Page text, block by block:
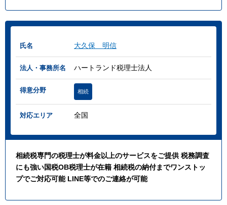
氏名 大久保 明信
法人・事務所名 ハートランド税理士法人
得意分野 相続
対応エリア 全国
相続税専門の税理士が料金以上のサービスをご提供 税務調査
にも強い国税OB税理士が在籍 相続税の納付までワンストッ
プでご対応可能 LINE等でのご連絡が可能